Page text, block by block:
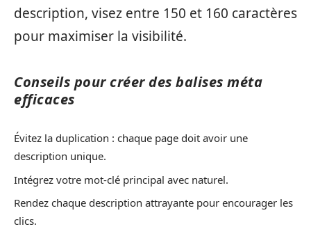
description, visez entre 150 et 160 caractères
pour maximiser la visibilité.
Conseils pour créer des balises méta
efficaces
Évitez la duplication : chaque page doit avoir une
description unique.
Intégrez votre mot-clé principal avec naturel.
Rendez chaque description attrayante pour encourager les
clics.